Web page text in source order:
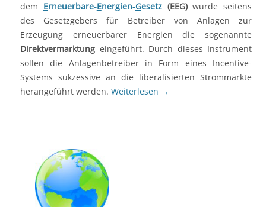
dem Erneuerbare-Energien-Gesetz(EEG)wurde seitens
des Gesetzgebers für Betreiber von Anlagen zur
Erzeugung erneuerbarer Energien die sogenannte
Direktvermarktung eingeführt. Durch dieses Instrument
sollen die Anlagenbetreiber in Form eines Incentive-
Systems sukzessive an die liberalisierten Strommärkte
herangeführt werden. Weiterlesen →